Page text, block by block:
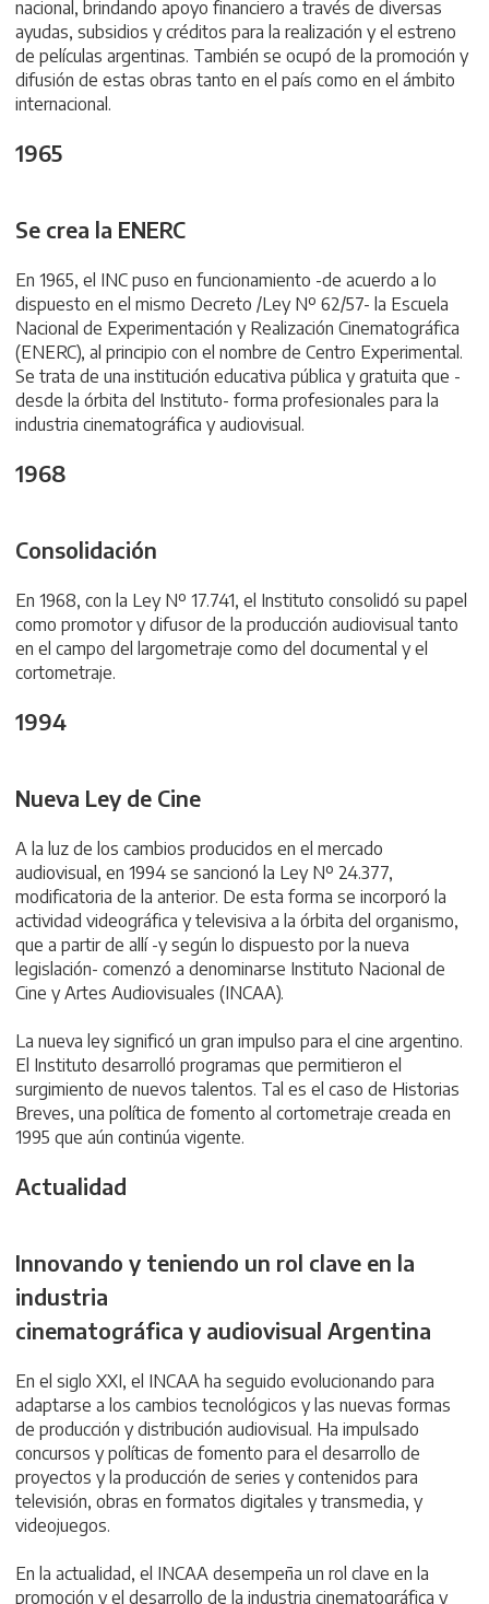
nacional, brindando apoyo financiero a través de diversas
ayudas, subsidios y créditos para la realización y el estreno
de películas argentinas. También se ocupó de la promoción y
difusión de estas obras tanto en el país como en el ámbito
internacional.
1965
Se crea la ENERC
En 1965, el INC puso en funcionamiento -de acuerdo a lo
dispuesto en el mismo Decreto /Ley Nº 62/57- la Escuela
Nacional de Experimentación y Realización Cinematográfica
(ENERC), al principio con el nombre de Centro Experimental.
Se trata de una institución educativa pública y gratuita que -
desde la órbita del Instituto- forma profesionales para la
industria cinematográfica y audiovisual.
1968
Consolidación
En 1968, con la Ley Nº 17.741, el Instituto consolidó su papel
como promotor y difusor de la producción audiovisual tanto
en el campo del largometraje como del documental y el
cortometraje.
1994
Nueva Ley de Cine
A la luz de los cambios producidos en el mercado
audiovisual, en 1994 se sancionó la Ley Nº 24.377,
modificatoria de la anterior. De esta forma se incorporó la
actividad videográfica y televisiva a la órbita del organismo,
que a partir de allí -y según lo dispuesto por la nueva
legislación- comenzó a denominarse Instituto Nacional de
Cine y Artes Audiovisuales (INCAA).
La nueva ley significó un gran impulso para el cine argentino.
El Instituto desarrolló programas que permitieron el
surgimiento de nuevos talentos. Tal es el caso de Historias
Breves, una política de fomento al cortometraje creada en
1995 que aún continúa vigente.
Actualidad
Innovando y teniendo un rol clave en la
industria
cinematográfica y audiovisual Argentina
En el siglo XXI, el INCAA ha seguido evolucionando para
adaptarse a los cambios tecnológicos y las nuevas formas
de producción y distribución audiovisual. Ha impulsado
concursos y políticas de fomento para el desarrollo de
proyectos y la producción de series y contenidos para
televisión, obras en formatos digitales y transmedia, y
videojuegos.
En la actualidad, el INCAA desempeña un rol clave en la
promoción y el desarrollo de la industria cinematográfica y